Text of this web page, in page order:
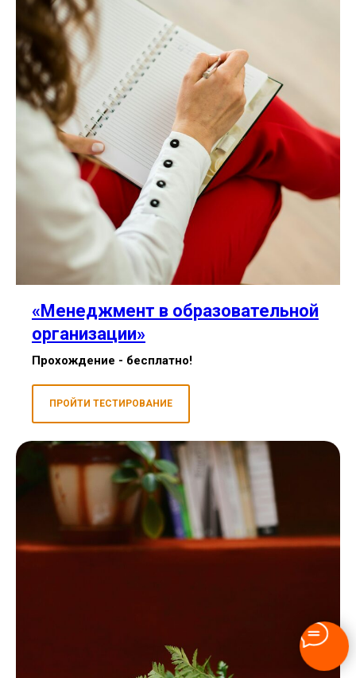
«Менеджмент в образовательной
организации»
Прохождение - бесплатно!
ПРОЙТИ ТЕСТИРОВАНИЕ